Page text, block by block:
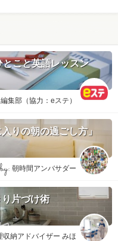
こと英語レッスン
編集部（協力：eステ）
りの朝の過ごし方」
by: 朝時間アンバサダー
片づけ術
収納アドバイザー みほ